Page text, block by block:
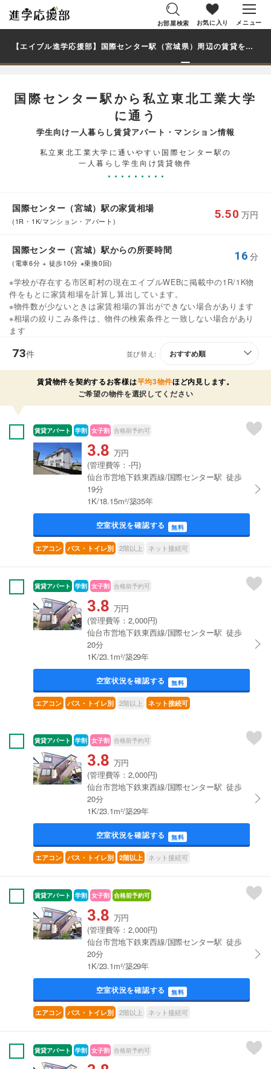
お部屋検索 お気に入り メニュー
【エイブル進学応援部】国際センター駅（宮城県）周辺の賃貸を探す｜私立東北工業大学学生・大学生の一人暮らし向け賃貸マンション・アパート
国際センター駅から私立東北工業大学
に通う
学生向け一人暮らし賃貸アパート・マンション情報
私立東北工業大学に通いやすい国際センター駅の
一人暮らし学生向け賃貸物件
国際センター（宮城）駅の家賃相場
(1R・1K/マンション・アパート)
5.50 万円
国際センター（宮城）駅からの所要時間
(電車6分 + 徒歩10分 ※乗換0回)
16 分
※学校が存在する市区町村の現在エイブルWEBに掲載中の1R/1K物
件をもとに家賃相場を計算し算出しています。
※物件数が少ないときは家賃相場の算出ができない場合があります
※相場の絞りこみ条件は、物件の検索条件と一致しない場合があり
ます
73件 並び替え:
賃貸物件を契約するお客様は平均3物件ほど内見します。
ご希望の物件を選択してください
賃貸アパート 学割 女子割 合格前予約可
3.8 万円
(管理費等：-円)
仙台市営地下鉄東西線/国際センター駅 徒歩
19分
1K/18.15m²/築35年
空室状況を確認する 無料
エアコン バス・トイレ別 2階以上 ネット接続可
賃貸アパート 学割 女子割 合格前予約可
3.8 万円
(管理費等：2,000円)
仙台市営地下鉄東西線/国際センター駅 徒歩
20分
1K/23.1m²/築29年
空室状況を確認する 無料
エアコン バス・トイレ別 2階以上 ネット接続可
賃貸アパート 学割 女子割 合格前予約可
3.8 万円
(管理費等：2,000円)
仙台市営地下鉄東西線/国際センター駅 徒歩
20分
1K/23.1m²/築29年
空室状況を確認する 無料
エアコン バス・トイレ別 2階以上 ネット接続可
賃貸アパート 学割 女子割 合格前予約可
3.8 万円
(管理費等：2,000円)
仙台市営地下鉄東西線/国際センター駅 徒歩
20分
1K/23.1m²/築29年
空室状況を確認する 無料
エアコン バス・トイレ別 2階以上 ネット接続可
賃貸アパート 学割 女子割 合格前予約可